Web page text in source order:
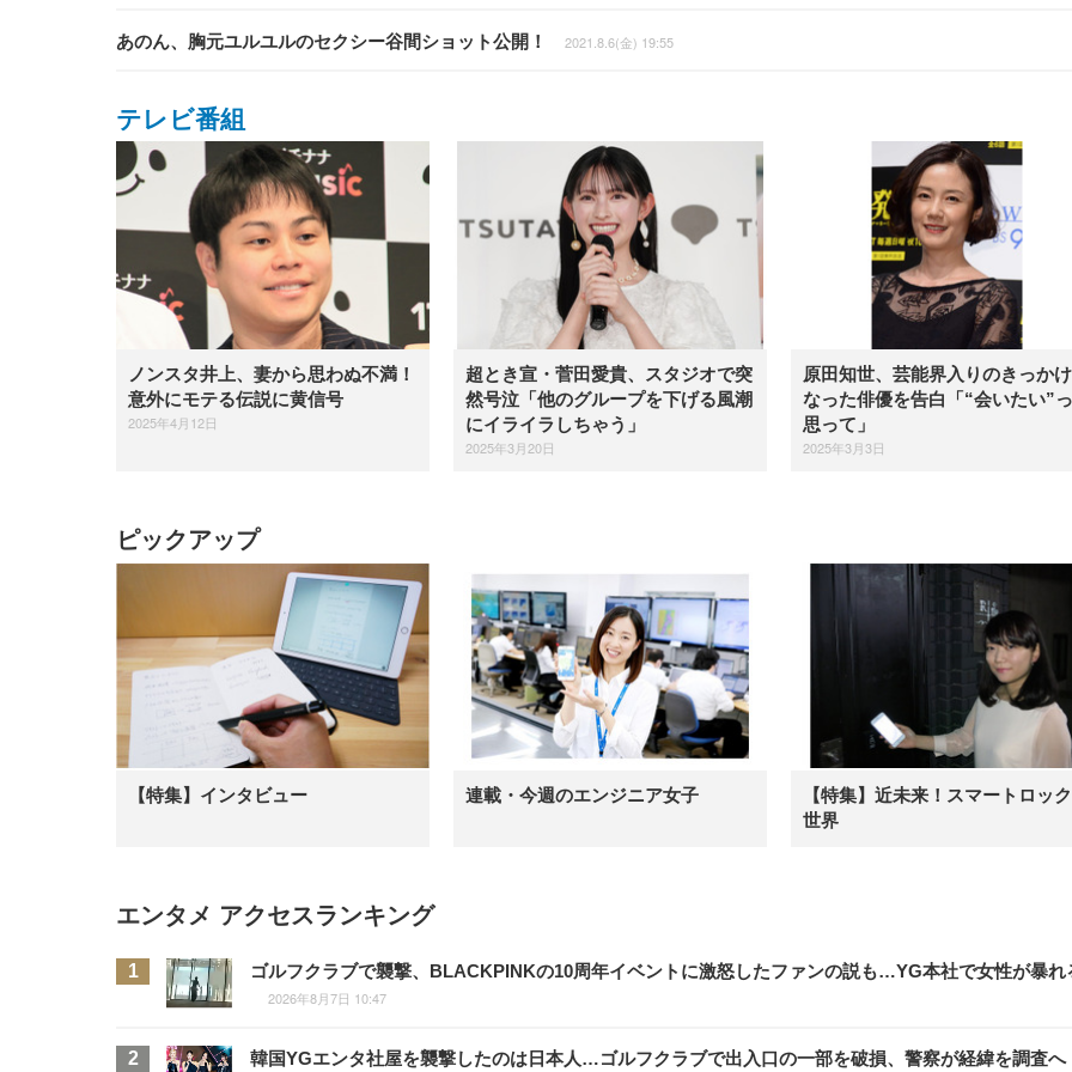
あのん、胸元ユルユルのセクシー谷間ショット公開！ 2021.8.6(金) 19:55
テレビ番組
ノンスタ井上、妻から思わぬ不満！
意外にモテる伝説に黄信号
2025年4月12日
超とき宣・菅田愛貴、スタジオで突
然号泣「他のグループを下げる風潮
にイライラしちゃう」
2025年3月20日
原田知世、芸能界入りのきっか
なった俳優を告白「“会いたい”
思って」
2025年3月3日
ピックアップ
【特集】インタビュー 連載・今週のエンジニア女子
【特集】近未来！スマートロッ
世界
エンタメ アクセスランキング
ゴルフクラブで襲撃、BLACKPINKの10周年イベントに激怒したファンの説も…YG本社で女性が暴れ
2026年8月7日 10:47
韓国YGエンタ社屋を襲撃したのは日本人…ゴルフクラブで出入口の一部を破損、警察が経緯を調査へ